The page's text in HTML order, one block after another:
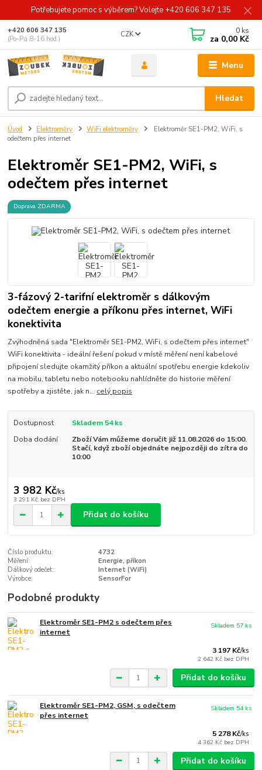
Potřebujete pomoc s výběrem? Volejte +420 606 347 135
Menu
CZK
Hledat
+420 606 347 135
(Po-Pá 8-16 hod.)
0 ks
za 0,00 Kč
Úvod Elektroměry WiFi elektroměry
Elektroměr SE1-PM2, WiFi, s
odečtem přes internet
Elektroměr SE1-PM2, WiFi, s
odečtem přes internet
Doprava ZDARMA
3-fázový 2-tarifní elektroměr s dálkovým
odečtem energie a příkonu přes internet, WiFi
konektivita
Zvýhodněná sada "Elektroměr SE1-PM2, WiFi, s odečtem přes internet"
WiFi konektivita - ideální řešení pokud v místě měření není kabelové
připojení sledujte okamžitý příkon a aktuální spotřebu energie kdekoliv
na mobilu, tabletu nebo notebooku nahlídněte do historie měření
spotřeby a zjistěte, jak n... celý popis
Dostupnost
Skladem 54 ks
Doba dodání
Zboží Vám můžeme doručit již 11.08.2026 do 15:00.
Stačí, když zboží objednáte nejpozději do zítra do
10:00
3 982 Kč/ks
3 291 Kč bez DPH
Přidat do košíku
Číslo produktu:
4732
Měření:
Energie, příkon
Dálkový odečet:
Internet (WiFi)
Výrobce:
SensorFor
Podobné produkty
Elektroměr SE1-PM2 s odečtem přes
internet
3 197 Kč/ks
2 642 Kč bez DPH
Skladem 57 ks
Přidat do košíku
Elektroměr SE1-PM2, GSM, s odečtem
přes internet
5 278 Kč/ks
4 362 Kč bez DPH
Skladem 54 ks
Přidat do košíku